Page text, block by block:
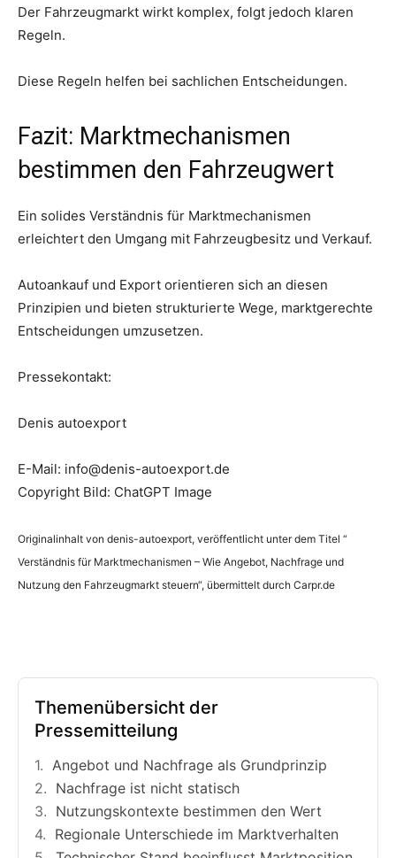
Der Fahrzeugmarkt wirkt komplex, folgt jedoch klaren
Regeln.
Diese Regeln helfen bei sachlichen Entscheidungen.
Fazit: Marktmechanismen
bestimmen den Fahrzeugwert
Ein solides Verständnis für Marktmechanismen
erleichtert den Umgang mit Fahrzeugbesitz und Verkauf.
Autoankauf und Export orientieren sich an diesen
Prinzipien und bieten strukturierte Wege, marktgerechte
Entscheidungen umzusetzen.
Pressekontakt:
Denis autoexport
E-Mail: info@denis-autoexport.de
Copyright Bild: ChatGPT Image
Originalinhalt von denis-autoexport, veröffentlicht unter dem Titel “
Verständnis für Marktmechanismen – Wie Angebot, Nachfrage und
Nutzung den Fahrzeugmarkt steuern“, übermittelt durch Carpr.de
Themenübersicht der
Pressemitteilung
Angebot und Nachfrage als Grundprinzip
Nachfrage ist nicht statisch
Nutzungskontexte bestimmen den Wert
Regionale Unterschiede im Marktverhalten